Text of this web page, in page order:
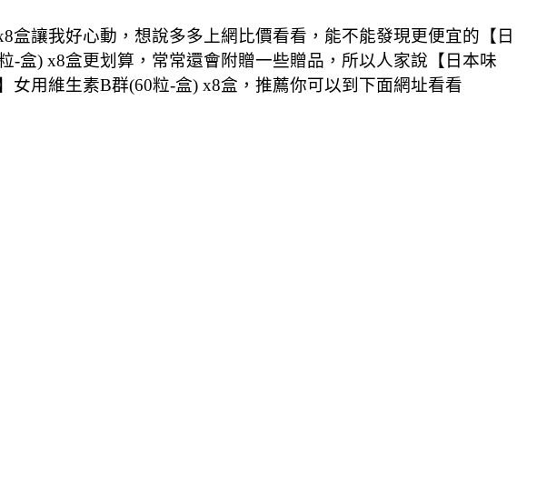
讓我好心動，想說多多上網比價看看，能不能發現更便宜的【日
盒) x8盒更划算，常常還會附贈一些贈品，所以人家說【日本味
用維生素B群(60粒-盒) x8盒，推薦你可以到下面網址看看